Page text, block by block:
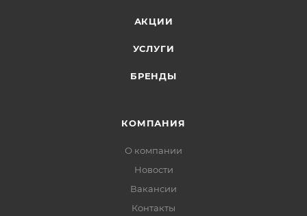
АКЦИИ
УСЛУГИ
БРЕНДЫ
КОМПАНИЯ
О компании
Новости
Вакансии
Контакты